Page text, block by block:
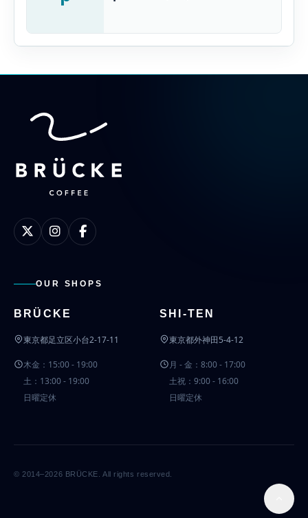
OUR SHOPS
BRÜCKE
東京都足立区小台2-17-11
木金：15:00 - 19:00
土：13:00 - 19:00
日曜定休
SHI-TEN
東京都外神田5-4-12
月 - 金：8:00 - 17:00
土祝：9:00 - 16:00
日曜定休
© 2014–2026 BRÜCKE. All rights reserved.